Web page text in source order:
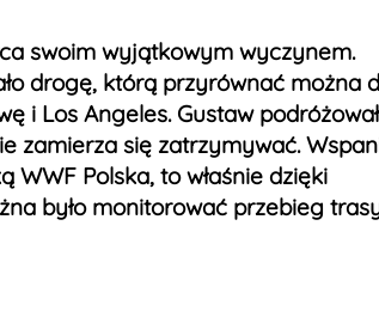
swoim wyjątkowym wyczynem.
drogę, którą przyrównać można
i Los Angeles. Gustaw podróżował
zamierza się zatrzymywać.
WWF Polska, to właśnie dzięki
było monitorować przebieg